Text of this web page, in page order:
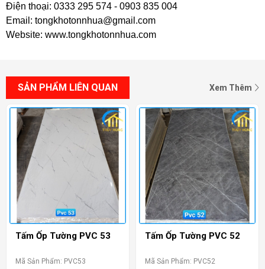
Điện thoại: 0333 295 574 - 0903 835 004
Email: tongkhotonnhua@gmail.com
Website: www.tongkhotonnhua.com
SẢN PHẨM LIÊN QUAN Xem Thêm
Tấm Ốp Tường PVC 53
Mã Sản Phẩm: PVC53
Tấm Ốp Tường PVC 52
Mã Sản Phẩm: PVC52